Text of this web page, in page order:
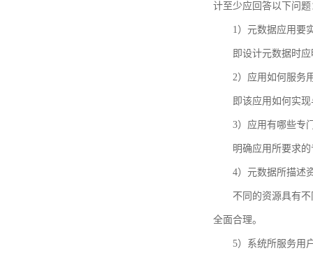
计至少应回答以下问题
1）元数据应用要
即设计元数据时
2）应用如何服务
即该应用如何实
3）应用有哪些专
明确应用所要求
4）元数据所描述
不同的资源具有
全面合理。
5）系统所服务用